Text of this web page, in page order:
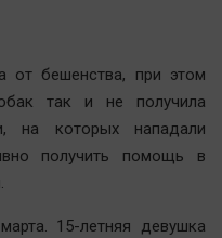
от бешенства, при этом
так и не получила
на которых нападали
получить помощь в
15-летняя девушка